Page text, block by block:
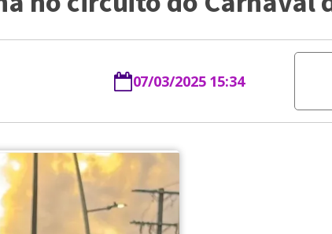
07/03/2025 15:34